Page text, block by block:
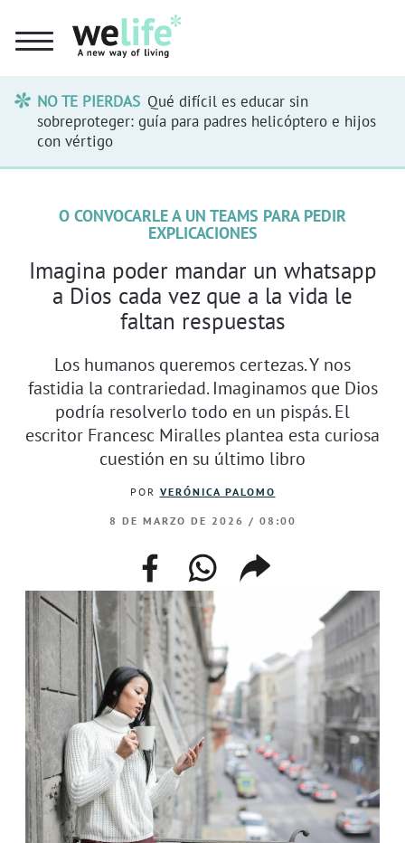
NO TE PIERDAS Qué difícil es educar sin
sobreproteger: guía para padres helicóptero e hijos
con vértigo
O CONVOCARLE A UN TEAMS PARA PEDIR
EXPLICACIONES
Imagina poder mandar un whatsapp
a Dios cada vez que a la vida le
faltan respuestas
Los humanos queremos certezas. Y nos
fastidia la contrariedad. Imaginamos que Dios
podría resolverlo todo en un pispás. El
escritor Francesc Miralles plantea esta curiosa
cuestión en su último libro
POR VERÓNICA PALOMO
8 DE MARZO DE 2026 / 08:00
facebookwhatsappcompartir
enlace